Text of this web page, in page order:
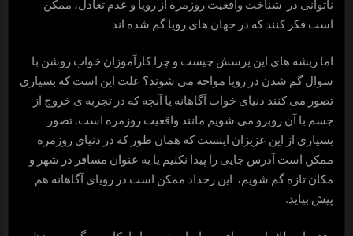
ناتوانی در شناخت واقعیت روزمره از رویا و عدم تعادل، ممکن
است فکر کنند که در جهان های رویا گم شده اند!
اما ریشه های این پرسش چیست و چرا کارآموزان خواب روشن با
سوال گم شدن در رویا مواجه می شوند؟ علت این است که بسیاری
تصور می کنند دنیای خواب آگاهانه یا آنچه که در تجربه ی خروج از
جسم با آن روبرو می شویم مانند واقعیت روزمره است. تصور
بسیاری از این عزیزان اینست که همان طور که در دنیای روزمره
ممکن است آدرس جایی را پیدا نکنیم یا به عنوان مسافر در شهر و
مکان تازه گم شویم، این رخداد ممکن است در رویای آگاهانه هم
پیش بیاید.